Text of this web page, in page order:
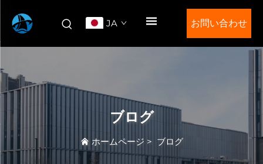
JA お問い合わせ
ブログ
ホームページ > ブログ